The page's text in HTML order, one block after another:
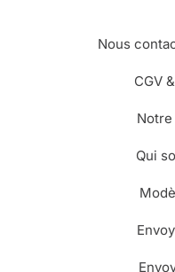
Nous
CGV
Qui